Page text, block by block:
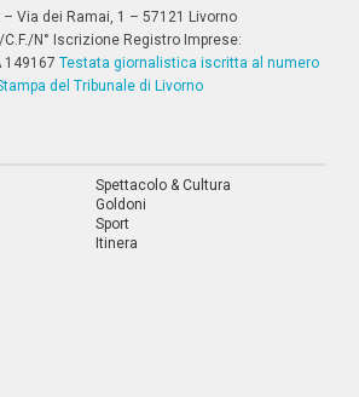
Via dei Ramai, 1 – 57121 Livorno
C.F./N° Iscrizione Registro Imprese:
149167 Testata giornalistica iscritta al numero
del Tribunale di Livorno
Spettacolo & Cultura
Goldoni
Sport
Itinera